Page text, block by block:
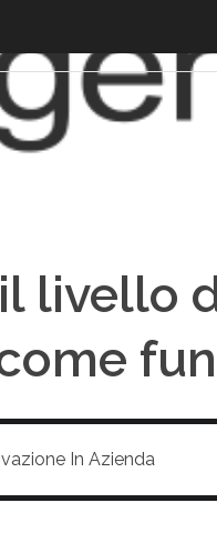
livello
In Azienda